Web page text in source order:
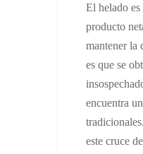
El helado es
producto
mantener la
es que se
encuentra
este cruce